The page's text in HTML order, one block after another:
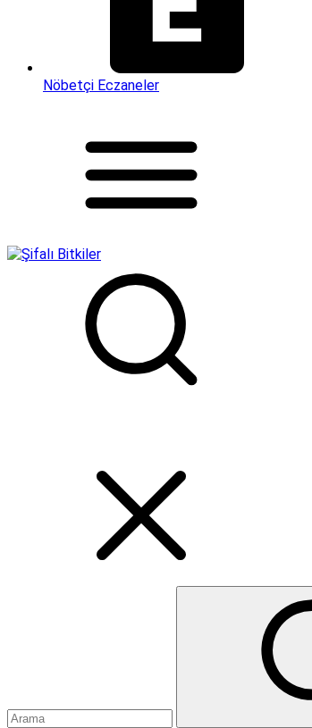
Nöbetçi Eczaneler